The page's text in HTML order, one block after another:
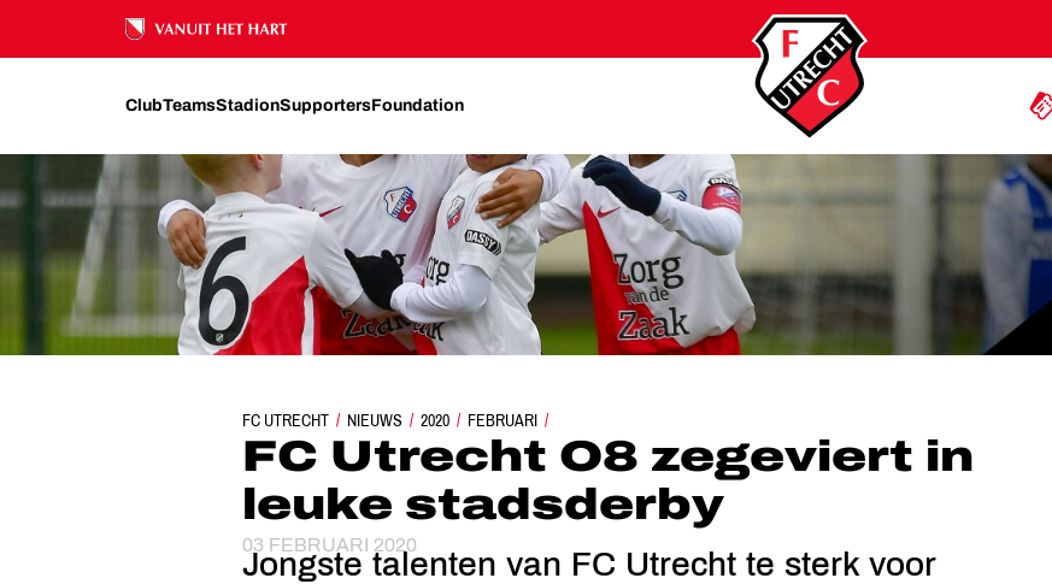
Ons nalatenschap
ClubTeamsStadionSupportersFoundation
FC UTRECHT NIEUWS 2020 FEBRUARI
FC UTRECHT O8 ZEGEVIERT IN LEUKE STADSDERBY
FC Utrecht O8 zegeviert in
leuke stadsderby
03 FEBRUARI 2020
Jongste talenten van FC Utrecht te sterk voor